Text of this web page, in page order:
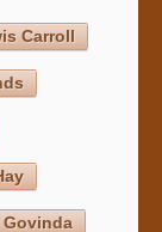
Carroll
Govinda